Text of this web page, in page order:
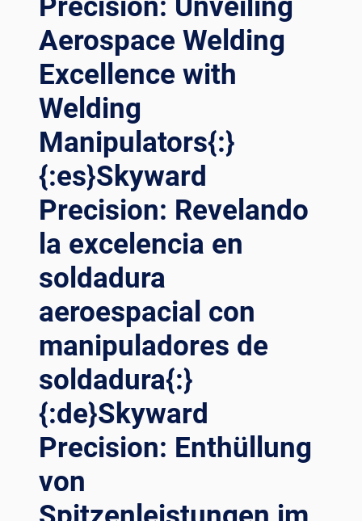
Precision: Unveiling
Aerospace Welding
Excellence with
Welding
Manipulators{:}
{:es}Skyward
Precision: Revelando
la excelencia en
soldadura
aeroespacial con
manipuladores de
soldadura{:}
{:de}Skyward
Precision: Enthüllung
von